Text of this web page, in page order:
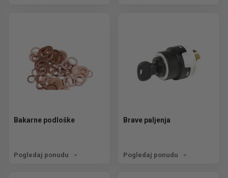
Bakarne podloške
Pogledaj ponudu
Brave paljenja
Pogledaj ponudu